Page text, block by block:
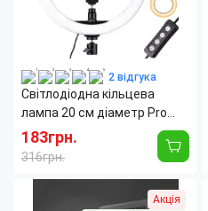
крепления:
поверхность
Страна производитель:
Китай
2 відгука
Світлодіодна кільцева
лампа 20 см діаметр Pro
Ring Fill Light, 3 режими, з
пультом, без штатива
183грн.
316грн.
Страна производитель:Китай
Акція